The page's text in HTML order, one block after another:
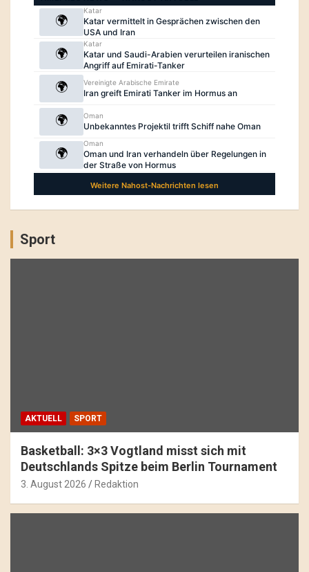
Sport
AKTUELL SPORT
Basketball: 3×3 Vogtland misst sich mit
Deutschlands Spitze beim Berlin Tournament
3. August 2026 Redaktion